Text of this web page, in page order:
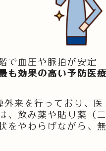
で血圧や脈拍が安定
も効果の高い予防医
来を行っており、医
、飲み薬や貼り薬（
をやわらげながら、